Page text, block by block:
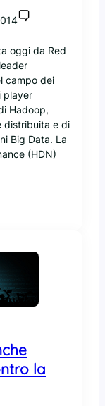
oggi da Red
campo dei
player
Hadoop,
distribuita e di
Big Data. La
(HDN)
la